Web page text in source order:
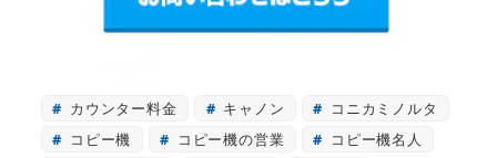
カウンター料金 キャノン
コニカミノルタ
コピー機
コピー機の営業
コピー機名人